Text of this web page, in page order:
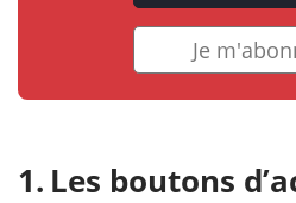
Je
Les boutons